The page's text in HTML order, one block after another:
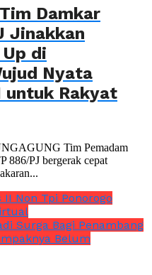
Damkar
Jinakkan
di
Nyata
untuk Rakyat
Tim Pemadam
886/PJ bergerak cepat
Non Tpi Ponorogo
Surga Bagi Penambang
Belum